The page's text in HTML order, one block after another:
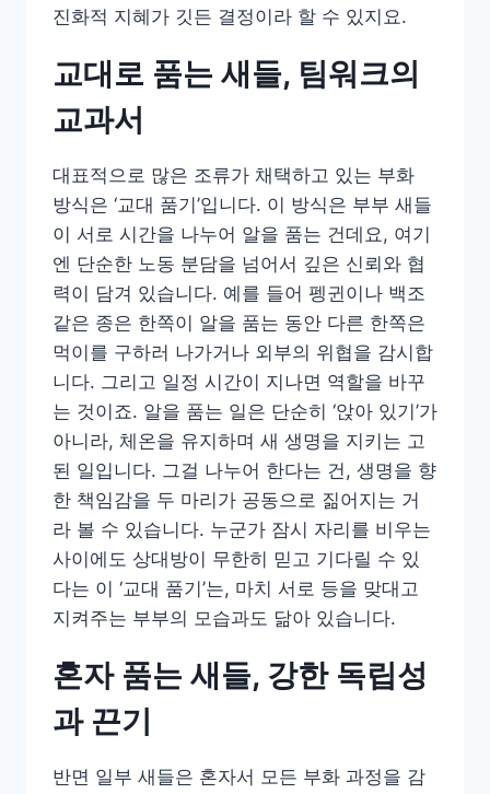
진화적 지혜가 깃든 결정이라 할 수 있지요.
교대로 품는 새들, 팀워크의
교과서
대표적으로 많은 조류가 채택하고 있는 부화
방식은 ‘교대 품기’입니다. 이 방식은 부부 새들
이 서로 시간을 나누어 알을 품는 건데요, 여기
엔 단순한 노동 분담을 넘어서 깊은 신뢰와 협
력이 담겨 있습니다. 예를 들어 펭귄이나 백조
같은 종은 한쪽이 알을 품는 동안 다른 한쪽은
먹이를 구하러 나가거나 외부의 위협을 감시합
니다. 그리고 일정 시간이 지나면 역할을 바꾸
는 것이죠. 알을 품는 일은 단순히 ‘앉아 있기’가
아니라, 체온을 유지하며 새 생명을 지키는 고
된 일입니다. 그걸 나누어 한다는 건, 생명을 향
한 책임감을 두 마리가 공동으로 짊어지는 거
라 볼 수 있습니다. 누군가 잠시 자리를 비우는
사이에도 상대방이 무한히 믿고 기다릴 수 있
다는 이 ‘교대 품기’는, 마치 서로 등을 맞대고
지켜주는 부부의 모습과도 닮아 있습니다.
혼자 품는 새들, 강한 독립성
과 끈기
반면 일부 새들은 혼자서 모든 부화 과정을 감